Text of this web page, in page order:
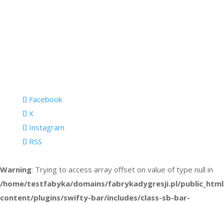
Facebook
X
Instagram
RSS
Warning: Trying to access array offset on value of type null in
/home/testfabyka/domains/fabrykadygresji.pl/
content/plugins/swifty-bar/includes/class-sb-bar-